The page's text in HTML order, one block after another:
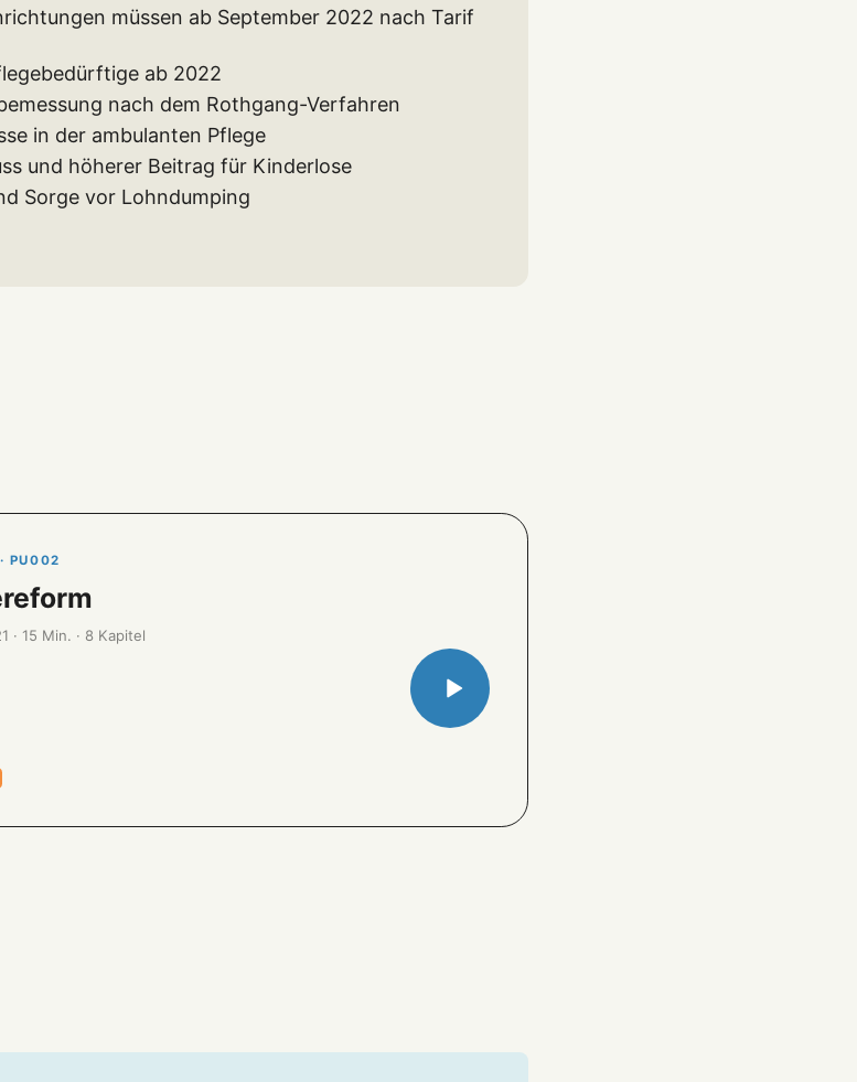
müssen ab September 2022 nach Tarif
ab 2022
nach dem Rothgang-Verfahren
in der ambulanten Pflege
und höherer Beitrag für Kinderlose
Sorge vor Lohndumping
PU002
· 15 Min. · 8 Kapitel